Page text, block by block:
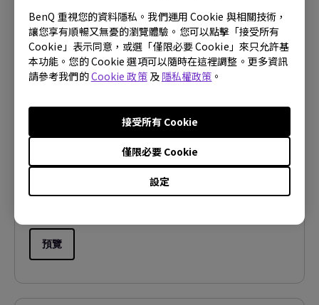
BenQ 重視您的資料隱私。我們運用 Cookie 與相關技術，
讓您享有順暢又無憂的瀏覽體驗。您可以點擊「接受所有
Cookie」表示同意，或選「僅限必要 Cookie」來只允許基
本功能。您的 Cookie 選項可以隨時在這裡調整。更多資訊
請參考我們的Cookie 政策及 隱私權政策 。
設定
僅限必要 Cookie
接受所有 Cookie
預覽
語言:Traditional Chinese
預覽